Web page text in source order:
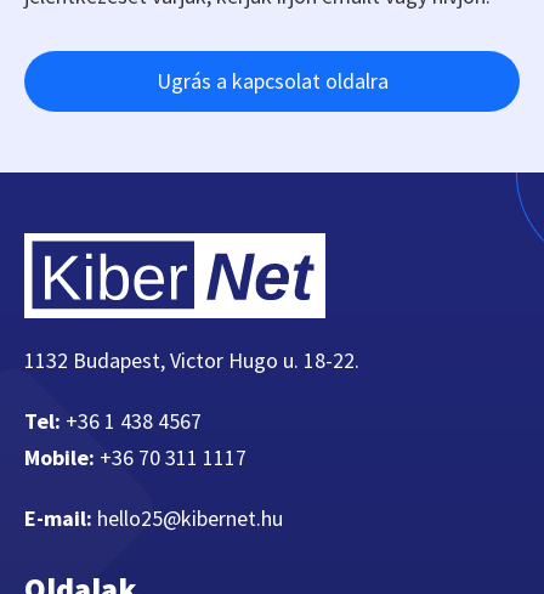
Ugrás a kapcsolat oldalra
1132 Budapest, Victor Hugo u. 18-22.
Tel: +36 1 438 4567
Mobile: +36 70 311 1117
E-mail: hello25@kibernet.hu